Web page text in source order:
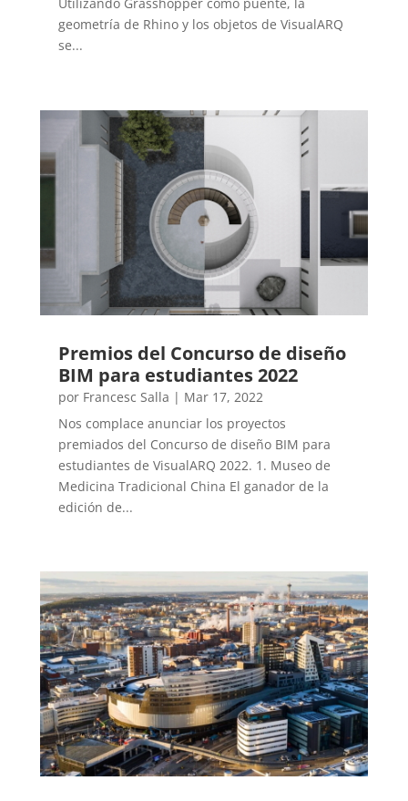
Utilizando Grasshopper como puente, la
geometría de Rhino y los objetos de VisualARQ
se...
Premios del Concurso de diseño
BIM para estudiantes 2022
por Francesc Salla | Mar 17, 2022
Nos complace anunciar los proyectos
premiados del Concurso de diseño BIM para
estudiantes de VisualARQ 2022. 1. Museo de
Medicina Tradicional China El ganador de la
edición de...